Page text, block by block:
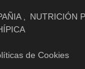
NUTRICIÓN
de Cookies